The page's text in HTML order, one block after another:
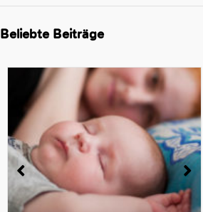
Beliebte Beiträge